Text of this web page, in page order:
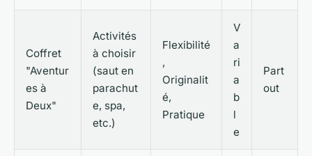
Coffret
"Aventur
es à
Deux"
Activités
à choisir
(saut en
parachut
e, spa,
etc.)
Flexibilité
,
Originalit
é,
Pratique
V
a
ri
a
b
l
e
Part
out